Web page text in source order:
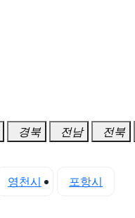
경북 전남 전북
영천시
포항시